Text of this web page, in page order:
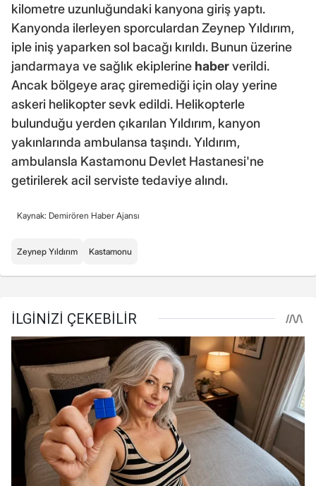
kilometre uzunluğundaki kanyona giriş yaptı.
Kanyonda ilerleyen sporculardan Zeynep Yıldırım,
iple iniş yaparken sol bacağı kırıldı. Bunun üzerine
jandarmaya ve sağlık ekiplerine haberverildi.
Ancak bölgeye araç giremediği için olay yerine
askeri helikopter sevk edildi. Helikopterle
bulunduğu yerden çıkarılan Yıldırım, kanyon
yakınlarında ambulansa taşındı. Yıldırım,
ambulansla Kastamonu Devlet Hastanesi'ne
getirilerek acil serviste tedaviye alındı.
Kaynak: Demirören Haber Ajansı
Zeynep Yıldırım Kastamonu